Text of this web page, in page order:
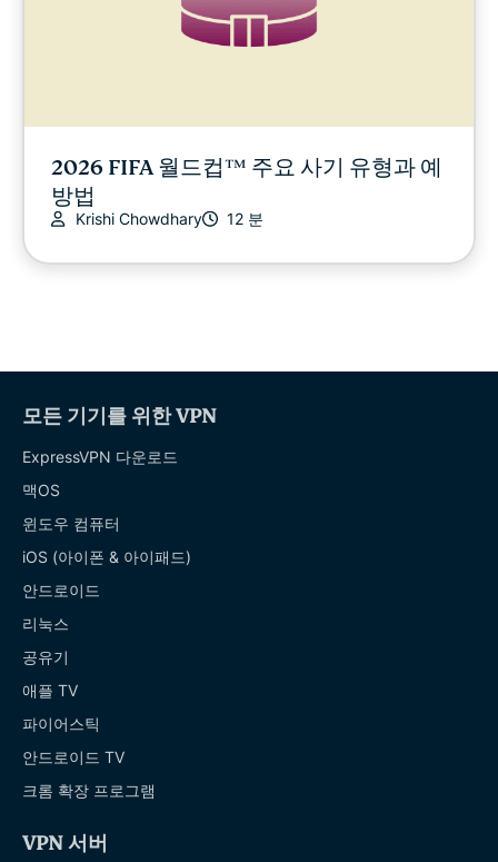
2026 FIFA 월드컵™ 주요 사기 유형과 예
방법
Krishi Chowdhary 12 분
모든 기기를 위한 VPN
ExpressVPN 다운로드
맥OS
윈도우 컴퓨터
iOS (아이폰 & 아이패드)
안드로이드
리눅스
공유기
애플 TV
파이어스틱
안드로이드 TV
크롬 확장 프로그램
VPN 서버